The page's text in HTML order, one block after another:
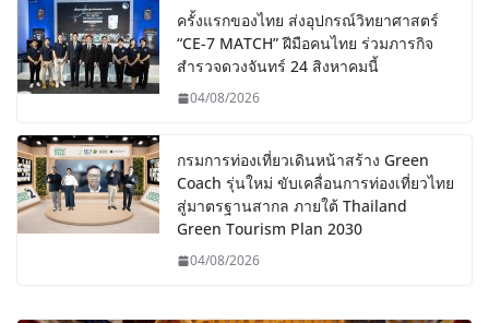
ครั้งแรกของไทย ส่งอุปกรณ์วิทยาศาสตร์
“CE-7 MATCH” ฝีมือคนไทย ร่วมภารกิจ
สำรวจดวงจันทร์ 24 สิงหาคมนี้
04/08/2026
กรมการท่องเที่ยวเดินหน้าสร้าง Green
Coach รุ่นใหม่ ขับเคลื่อนการท่องเที่ยวไทย
สู่มาตรฐานสากล ภายใต้ Thailand
Green Tourism Plan 2030
04/08/2026